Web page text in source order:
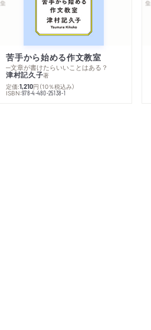
苦手から始める作文教室
─文章が書けたらいいことはある？
津村記久子著
定価:1,210円 （10％税込み）
ISBN:978-4-480-25138-1